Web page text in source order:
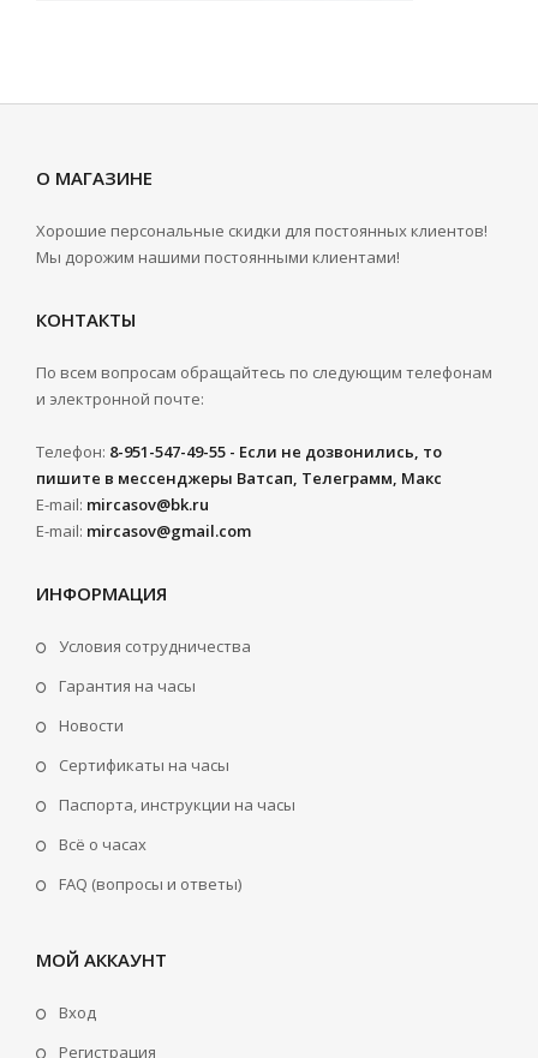
О МАГАЗИНЕ
Хорошие персональные скидки для постоянных клиентов!
Мы дорожим нашими постоянными клиентами!
КОНТАКТЫ
По всем вопросам обращайтесь по следующим телефонам
и электронной почте:
Телефон: 8-951-547-49-55 - Если не дозвонились, то
пишите в мессенджеры Ватсап, Телеграмм, Макс
E-mail: mircasov@bk.ru
E-mail: mircasov@gmail.com
ИНФОРМАЦИЯ
Условия сотрудничества
Гарантия на часы
Новости
Сертификаты на часы
Паспорта, инструкции на часы
Всё о часах
FAQ (вопросы и ответы)
МОЙ АККАУНТ
Вход
Регистрация